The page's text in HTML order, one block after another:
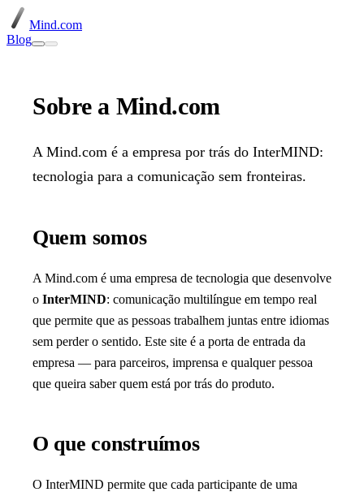
Mind.com
Blog
Sobre a Mind.com
A Mind.com é a empresa por trás do InterMIND:
tecnologia para a comunicação sem fronteiras.
Quem somos
A Mind.com é uma empresa de tecnologia que desenvolve
o InterMIND: comunicação multilíngue em tempo real
que permite que as pessoas trabalhem juntas entre idiomas
sem perder o sentido. Este site é a porta de entrada da
empresa — para parceiros, imprensa e qualquer pessoa
que queira saber quem está por trás do produto.
O que construímos
O InterMIND permite que cada participante de uma